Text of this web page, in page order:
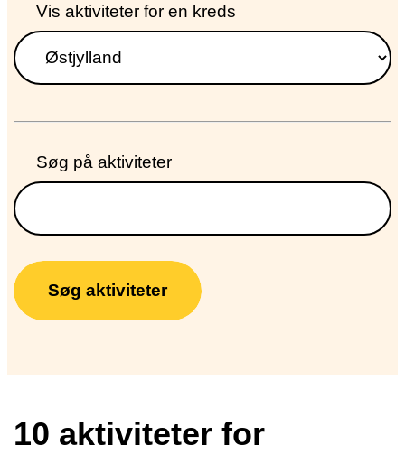
Søg
dokumenter
fra
Vis aktiviteter for en kreds
Søg på aktiviteter
Søg aktiviteter
10 aktiviteter for